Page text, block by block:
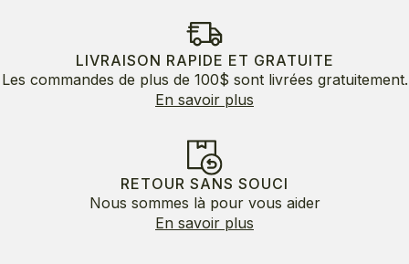
LIVRAISON RAPIDE ET GRATUITE
Les commandes de plus de 100$ sont livrées gratuitement.
En savoir plus
RETOUR SANS SOUCI
Nous sommes là pour vous aider
En savoir plus